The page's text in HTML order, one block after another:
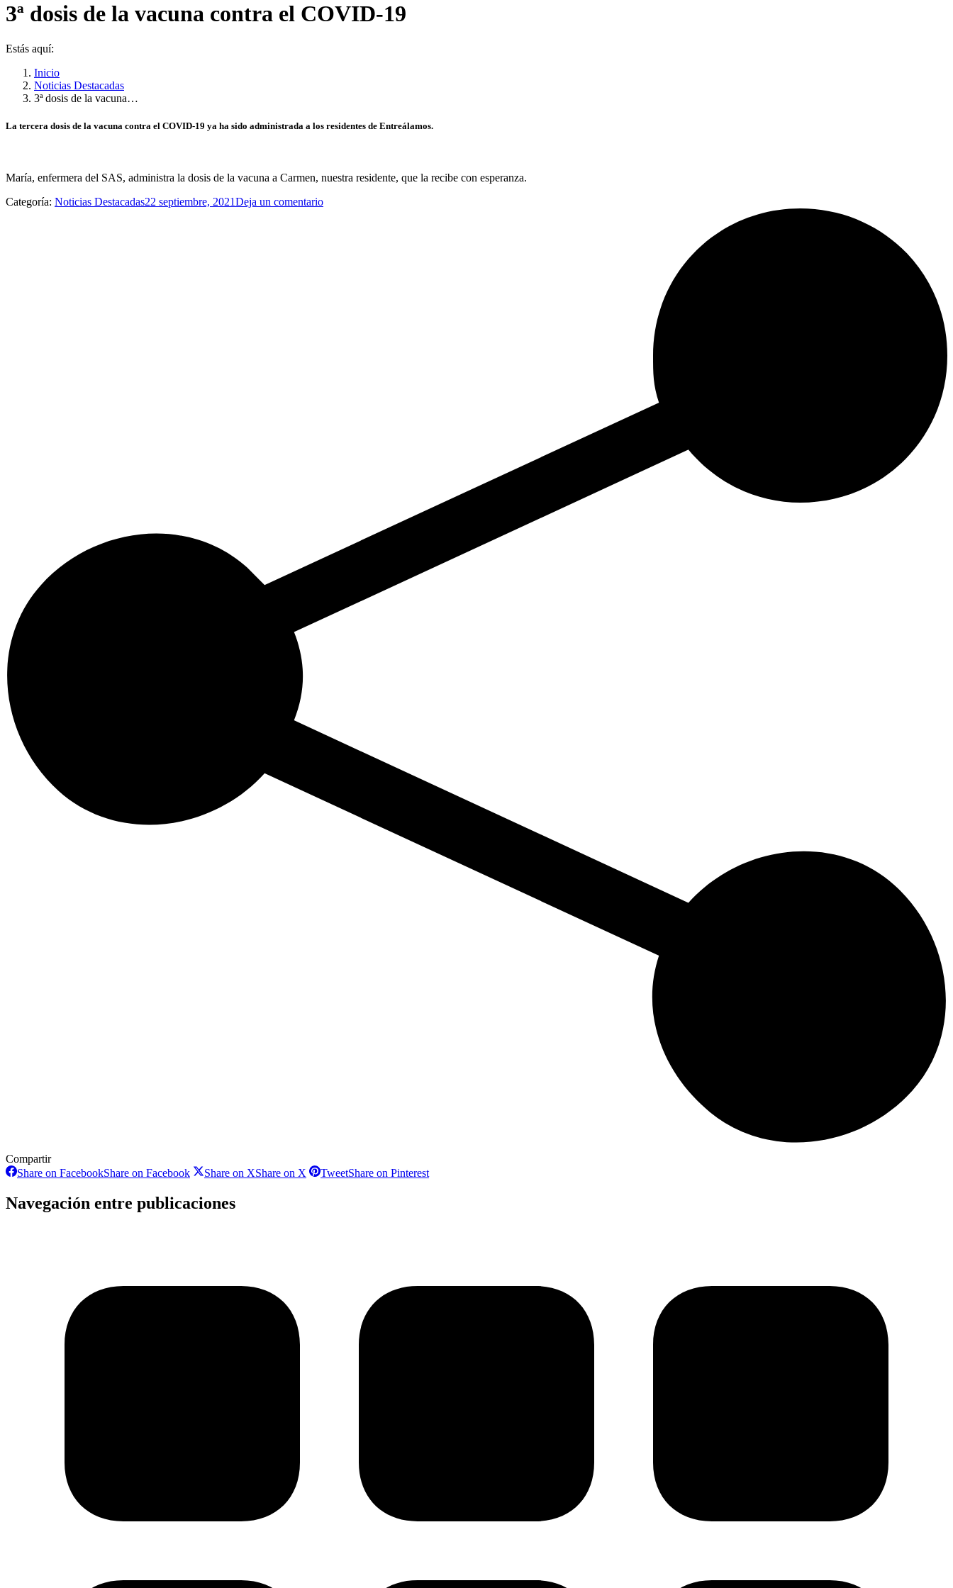
3ª dosis de la vacuna contra el COVID-19
Estás aquí:
Inicio
Noticias Destacadas
3ª dosis de la vacuna…
La tercera dosis de la vacuna contra el COVID-19 ya ha sido administrada a los residentes de Entreálamos.
María, enfermera del SAS, administra la dosis de la vacuna a Carmen, nuestra residente, que la recibe con esperanza.
Categoría: Noticias Destacadas22 septiembre, 2021Deja un comentario
Compartir
Share on FacebookShare on Facebook Share on XShare on X TweetShare on Pinterest
Navegación entre publicaciones